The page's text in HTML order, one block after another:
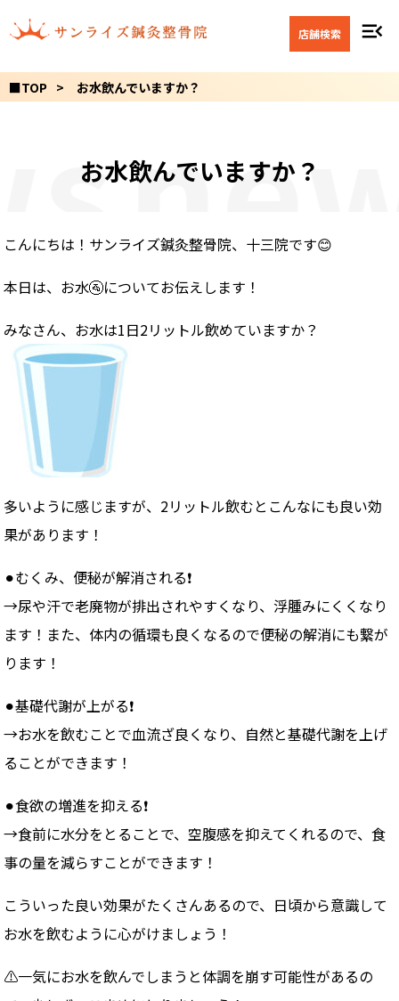
店舗検索 menu_open
■TOP お水飲んでいますか？
お水飲んでいますか？
こんにちは！サンライズ鍼灸整骨院、十三院です😊
本日は、お水🚰についてお伝えします！
みなさん、お水は1日2リットル飲めていますか？
多いように感じますが、2リットル飲むとこんなにも良い効
果があります！
⚫︎むくみ、便秘が解消される❗️
→尿や汗で老廃物が排出されやすくなり、浮腫みにくくなり
ます！また、体内の循環も良くなるので便秘の解消にも繋が
ります！
⚫︎基礎代謝が上がる❗️
→お水を飲むことで血流ざ良くなり、自然と基礎代謝を上げ
ることができます！
⚫︎食欲の増進を抑える❗️
→食前に水分をとることで、空腹感を抑えてくれるので、食
事の量を減らすことができます！
こういった良い効果がたくさんあるので、日頃から意識して
お水を飲むように心がけましょう！
⚠️一気にお水を飲んでしまうと体調を崩す可能性があるの